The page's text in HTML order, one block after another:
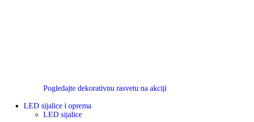
Pogledajte dekorativnu rasvetu na akciji
LED sijalice i oprema
LED sijalice